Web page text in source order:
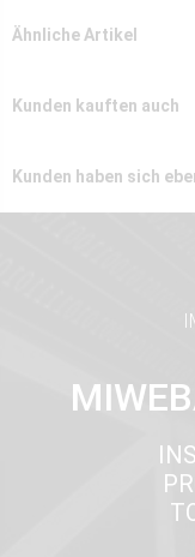
Ähnliche Artikel
Kunden kauften auch
Kunden haben sich